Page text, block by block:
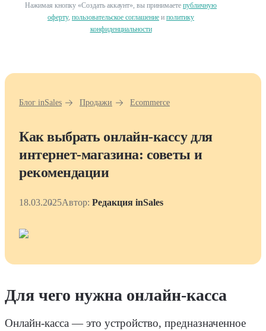
Нажимая кнопку «Создать аккаунт», вы принимаете публичную
оферту, пользовательское соглашение и политику
конфиденциальности
Блог inSales Продажи Ecommerce
Как выбрать онлайн-кассу для
интернет-магазина: советы и
рекомендации
18.03.2025Автор: Редакция inSales
Для чего нужна онлайн-касса
Онлайн-касса — это устройство, предназначенное